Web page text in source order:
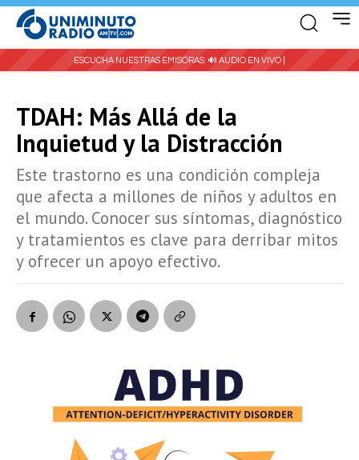
ESCUCHA NUESTRAS EMISORAS: 🔊 AUDIO EN VIVO |
TDAH: Más Allá de la
Inquietud y la Distracción
Este trastorno es una condición compleja
que afecta a millones de niños y adultos en
el mundo. Conocer sus síntomas, diagnóstico
y tratamientos es clave para derribar mitos
y ofrecer un apoyo efectivo.